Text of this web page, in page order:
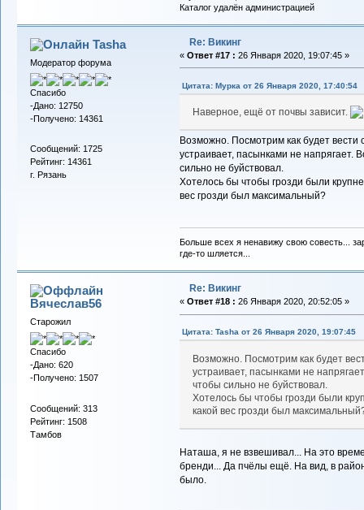
Каталог удалён администрацией
Tasha
Модератор форума
Спасибо
-Дано: 12750
-Получено: 14361
Сообщений: 1725
Рейтинг: 14361
г. Рязань
Re: Викинг
« Ответ #17 : 26 Января 2020, 19:07:45 »
Цитата: Мурка от 26 Января 2020, 17:40:54
Наверное, ещё от почвы зависит.
Возможно. Посмотрим как будет вести
устраивает, пасынками не напрягает.
сильно не буйствовал.
Хотелось бы чтобы грозди были
вес грозди был максимальный?
Больше всех я ненавижу свою совесть...
где-то шляется...
Вячеслав56
Старожил
Спасибо
-Дано: 620
-Получено: 1507
Сообщений: 313
Рейтинг: 1508
Тамбов
Re: Викинг
« Ответ #18 : 26 Января 2020, 20:52:05 »
Цитата: Tasha от 26 Января 2020, 19:07:45
Возможно. Посмотрим как будет
устраивает, пасынками не
чтобы сильно не буйствовал.
Хотелось бы чтобы грозди были
какой вес грозди был
Наташа, я не взвешивал... На это
бренди... Да пчёлы ещё. На вид, в
было.